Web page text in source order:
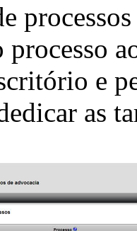
processo
e
as